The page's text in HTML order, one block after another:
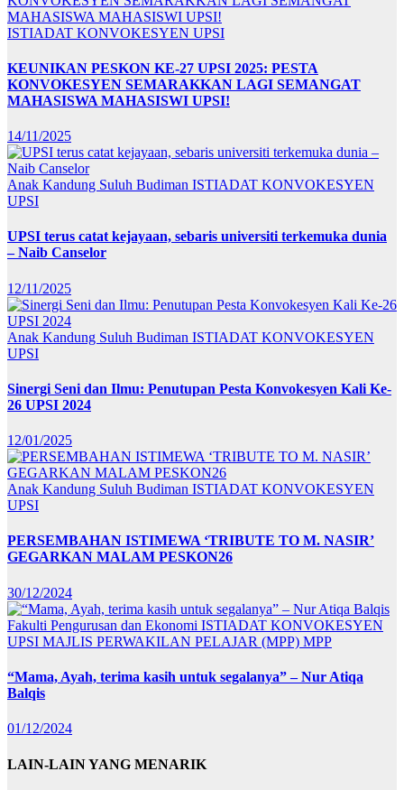
ISTIADAT KONVOKESYEN UPSI
KEUNIKAN PESKON KE-27 UPSI 2025: PESTA
KONVOKESYEN SEMARAKKAN LAGI SEMANGAT
MAHASISWA MAHASISWI UPSI!
14/11/2025
Anak Kandung Suluh Budiman ISTIADAT KONVOKESYEN
UPSI
UPSI terus catat kejayaan, sebaris universiti terkemuka dunia
– Naib Canselor
12/11/2025
Anak Kandung Suluh Budiman ISTIADAT KONVOKESYEN
UPSI
Sinergi Seni dan Ilmu: Penutupan Pesta Konvokesyen Kali Ke-
26 UPSI 2024
12/01/2025
Anak Kandung Suluh Budiman ISTIADAT KONVOKESYEN
UPSI
PERSEMBAHAN ISTIMEWA ‘TRIBUTE TO M. NASIR’
GEGARKAN MALAM PESKON26
30/12/2024
Fakulti Pengurusan dan Ekonomi ISTIADAT KONVOKESYEN
UPSI MAJLIS PERWAKILAN PELAJAR (MPP) MPP
“Mama, Ayah, terima kasih untuk segalanya” – Nur Atiqa
Balqis
01/12/2024
LAIN-LAIN YANG MENARIK